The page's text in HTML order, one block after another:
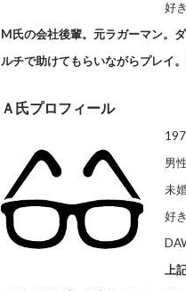
好
M氏の会社後輩。元ラガーマン。
ルチで助けてもらいながらプレイ
Ａ氏プロフィール
男性
未
好
上